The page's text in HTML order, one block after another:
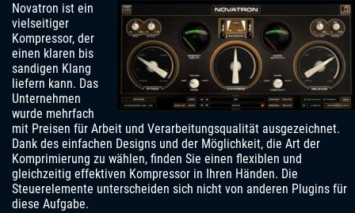
Novatron ist ein
vielseitiger
Kompressor, der
einen klaren bis
sandigen Klang
liefern kann. Das
Unternehmen
wurde mehrfach
mit Preisen für Arbeit und Verarbeitungsqualität ausgezeichnet.
Dank des einfachen Designs und der Möglichkeit, die Art der
Komprimierung zu wählen, finden Sie einen flexiblen und
gleichzeitig effektiven Kompressor in Ihren Händen. Die
Steuerelemente unterscheiden sich nicht von anderen Plugins für
diese Aufgabe.